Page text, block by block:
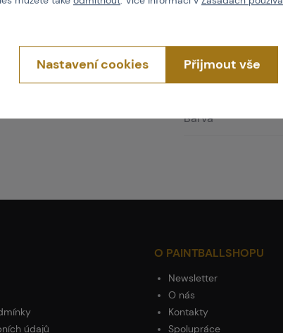
Vlastnosti
Kód produktu
EAN
Barva
údajů
O PAINTBALLSHOPU
Newsletter
O nás
Kontakty
Spolupráce
Nastavení cookies Přijmout vše